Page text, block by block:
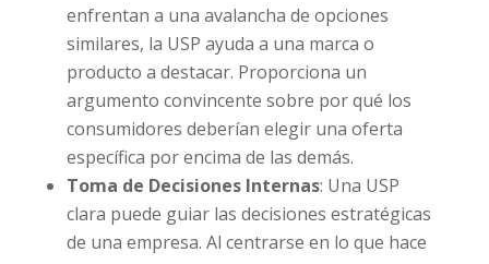
enfrentan a una avalancha de opciones
similares, la USP ayuda a una marca o
producto a destacar. Proporciona un
argumento convincente sobre por qué los
consumidores deberían elegir una oferta
específica por encima de las demás.
Toma de Decisiones Internas: Una USP
clara puede guiar las decisiones estratégicas
de una empresa. Al centrarse en lo que hace